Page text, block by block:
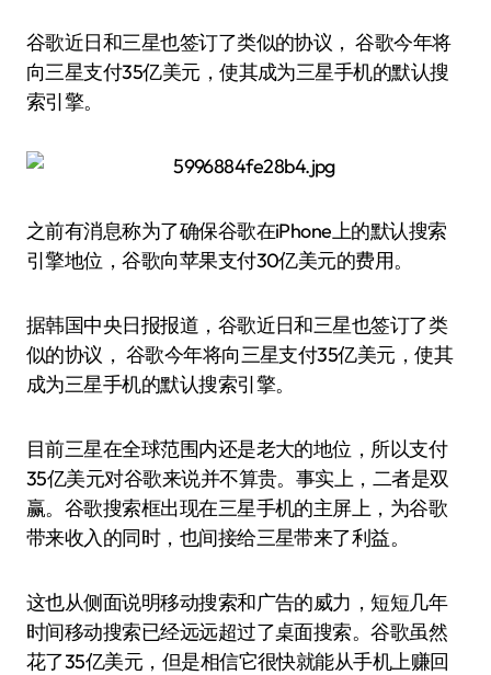
谷歌近日和三星也签订了类似的协议， 谷歌今年将
向三星支付35亿美元，使其成为三星手机的默认搜
索引擎。
之前有消息称为了确保谷歌在iPhone上的默认搜索
引擎地位，谷歌向苹果支付30亿美元的费用。
据韩国中央日报报道，谷歌近日和三星也签订了类
似的协议， 谷歌今年将向三星支付35亿美元，使其
成为三星手机的默认搜索引擎。
目前三星在全球范围内还是老大的地位，所以支付
35亿美元对谷歌来说并不算贵。事实上，二者是双
赢。谷歌搜索框出现在三星手机的主屏上，为谷歌
带来收入的同时，也间接给三星带来了利益。
这也从侧面说明移动搜索和广告的威力，短短几年
时间移动搜索已经远远超过了桌面搜索。谷歌虽然
花了35亿美元，但是相信它很快就能从手机上赚回